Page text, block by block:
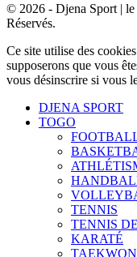
© 2026 - Djena Sport |
Réservés.
Ce site utilise des
supposerons que vous
vous désinscrire si vous
DJENA SPORT
TOGO
TENNIS
TENNIS
KARATÉ